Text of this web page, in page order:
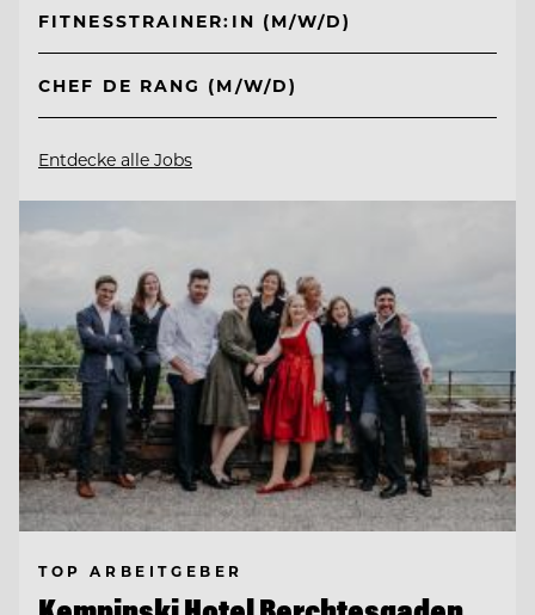
FITNESSTRAINER:IN (M/W/D)
CHEF DE RANG (M/W/D)
Entdecke alle Jobs
TOP ARBEITGEBER